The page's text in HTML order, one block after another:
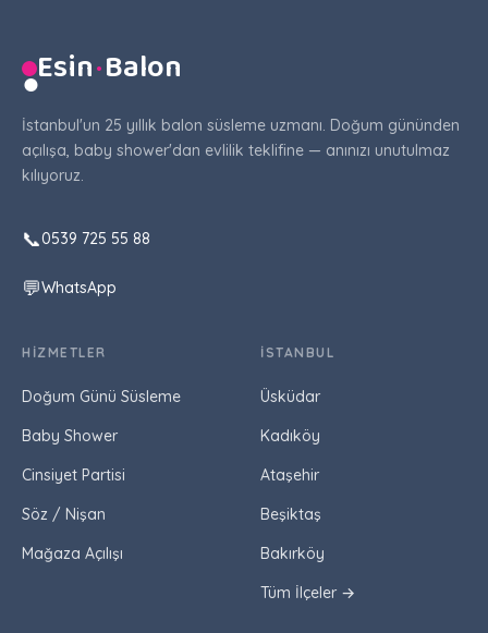
●Esin·Balon
İstanbul'un 25 yıllık balon süsleme uzmanı. Doğum gününden
açılışa, baby shower'dan evlilik teklifine — anınızı unutulmaz
kılıyoruz.
📞0539 725 55 88
💬WhatsApp
HIZMETLER
Doğum Günü Süsleme
Baby Shower
Cinsiyet Partisi
Söz / Nişan
Mağaza Açılışı
İSTANBUL
Üsküdar
Kadıköy
Ataşehir
Beşiktaş
Bakırköy
Tüm İlçeler →